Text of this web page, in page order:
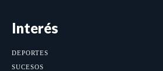
Interés
DEPORTES
SUCESOS